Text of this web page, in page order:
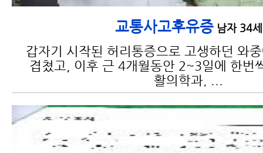
교통사고후유증남자 34세
갑자기 시작된 허리통증으로 고생하던 와
겹쳤고, 이후 근 4개월동안 2~3일에 한번
활의학과, ...